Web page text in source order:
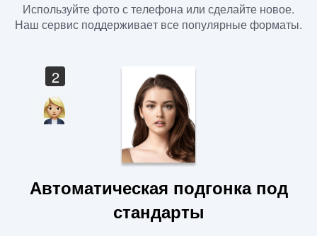
Используйте фото с телефона или сделайте новое.
Наш сервис поддерживает все популярные форматы.
2
Автоматическая подгонка под
стандарты